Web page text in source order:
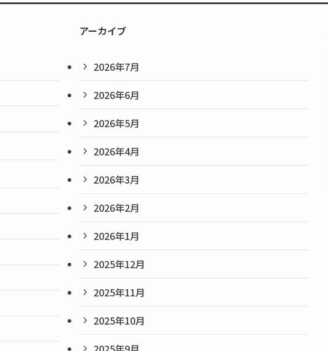
アーカイブ
2026年7月
2026年6月
2026年5月
2026年4月
2026年3月
2026年2月
2026年1月
2025年12月
2025年11月
2025年10月